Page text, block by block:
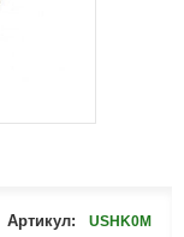
Артикул: USHK0M